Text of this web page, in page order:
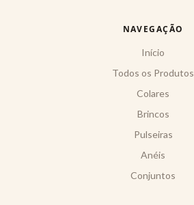
NAVEGAÇÃO
Início
Todos os Produtos
Colares
Brincos
Pulseiras
Anéis
Conjuntos